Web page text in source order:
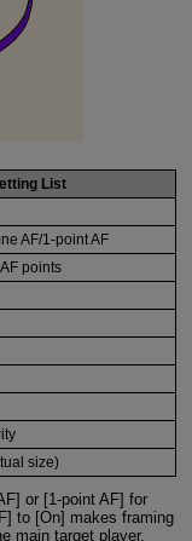
List
AF/1-point AF
points
size)
or [1-point AF] for
to [On] makes framing
main target player,